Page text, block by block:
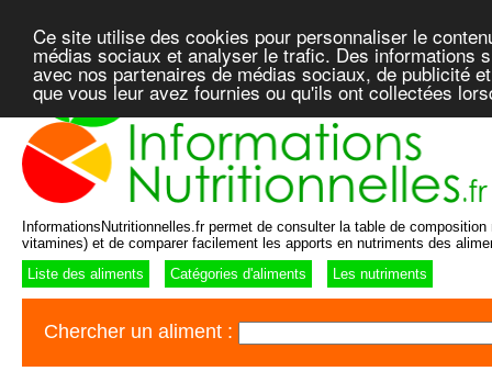
Ce site utilise des cookies pour personnaliser le
médias sociaux et analyser le trafic. Des informations
avec nos partenaires de médias sociaux, de publicité
que vous leur avez fournies ou qu'ils ont collectées
InformationsNutritionnelles.fr permet de consulter la table de
vitamines) et de comparer facilement les apports en nutriments des
Liste des aliments
Catégories d'aliments Les nutriments
Chercher un aliment :